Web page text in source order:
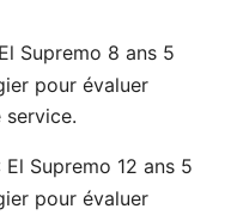
Supremo 8 ans 5
pour évaluer
El Supremo 12 ans 5
pour évaluer